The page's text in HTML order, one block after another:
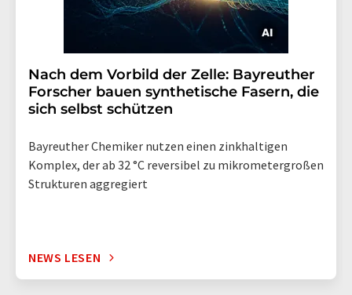
Nach dem Vorbild der Zelle: Bayreuther
Forscher bauen synthetische Fasern, die
sich selbst schützen
Bayreuther Chemiker nutzen einen zinkhaltigen
Komplex, der ab 32 °C reversibel zu mikrometergroßen
Strukturen aggregiert
NEWS LESEN